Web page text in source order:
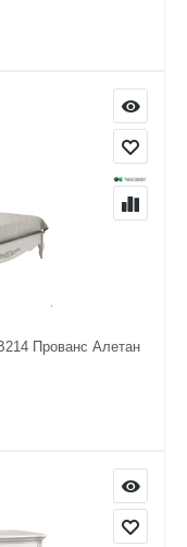
Прованс Алетан